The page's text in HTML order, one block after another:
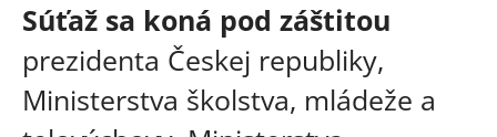
Súťaž sa koná pod záštitou
prezidenta Českej republiky,
Ministerstva školstva, mládeže a